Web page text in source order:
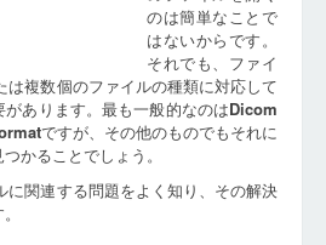
のは簡単なことで
はないからです。
それでも、ファイ
は複数個のファイルの種類に対応して
あります。最も一般的なのはDicom
ですが、その他のものでもそれに
かることでしょう。
に関連する問題をよく知り、その解決